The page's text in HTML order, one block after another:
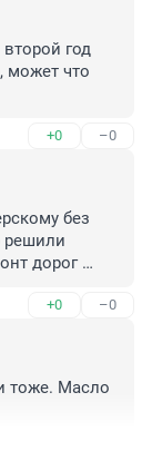
год
может что
+0 –0
без
решили
дорог
+0 –0
тоже. Масло